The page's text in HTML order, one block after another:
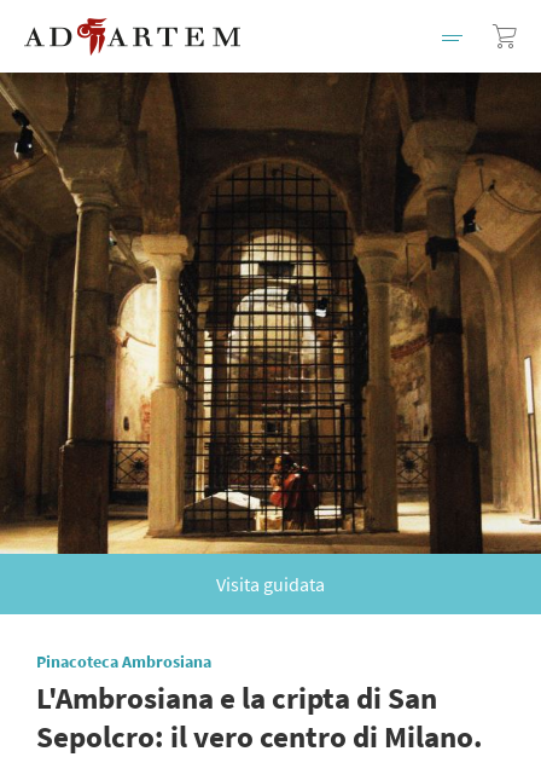
Visita guidata
Pinacoteca Ambrosiana
L'Ambrosiana e la cripta di San
Sepolcro: il vero centro di Milano.